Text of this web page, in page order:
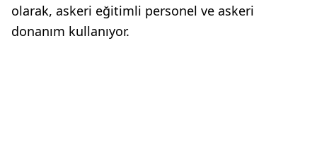
olarak, askeri eğitimli personel ve askeri
donanım kullanıyor.